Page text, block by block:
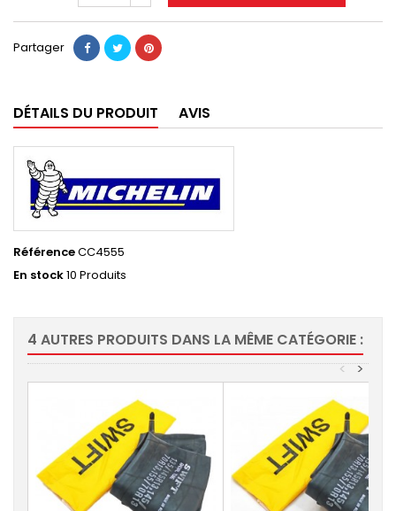
Partager
DÉTAILS DU PRODUIT AVIS
RéférenceCC4555
En stock10 Produits
4 AUTRES PRODUITS DANS LA MÊME CATÉGORIE :
>
<